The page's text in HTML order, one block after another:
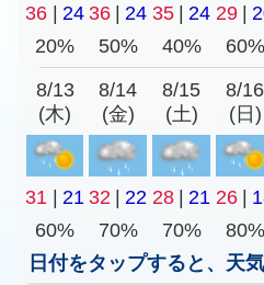
36 | 24 36 | 24 35 | 24 29 |
20%
50% 40% 60%
8/13
(木)
8/14
(金)
8/15
(土)
8/16
(日)
31 | 21 32 | 22 28 | 21 26 |
60%
70% 70% 80%
日付をタップすると、天